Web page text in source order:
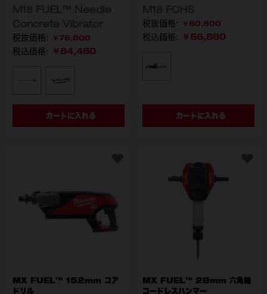
￥76,800
税込価格: ￥84,480
M18 FCVN12-0 JP
M18 FCVN24-0 JP
カートに入れる
￥60,800
税込価格: ￥66,880
型番M18 FCHS-0G0 JP
カートに入れる
MX FUEL™ 152mm コア
ドリル
MX FUEL™ 28mm 六角軸
コードレスハンマー